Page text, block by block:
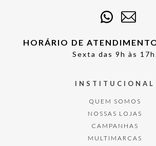
HORÁRIO DE
Sexta das 9h às
INSTITUCIONAL
QUEM SOMOS
NOSSAS LOJAS
CAMPANHAS
MULTIMARCAS